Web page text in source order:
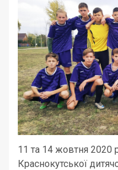
11 та 14 жовтня 2020
Краснокутської